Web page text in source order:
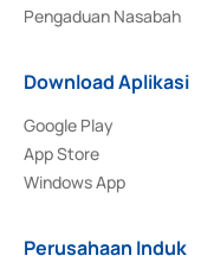
Pengaduan Nasabah
Download Aplikasi
Google Play
App Store
Windows App
Perusahaan Induk